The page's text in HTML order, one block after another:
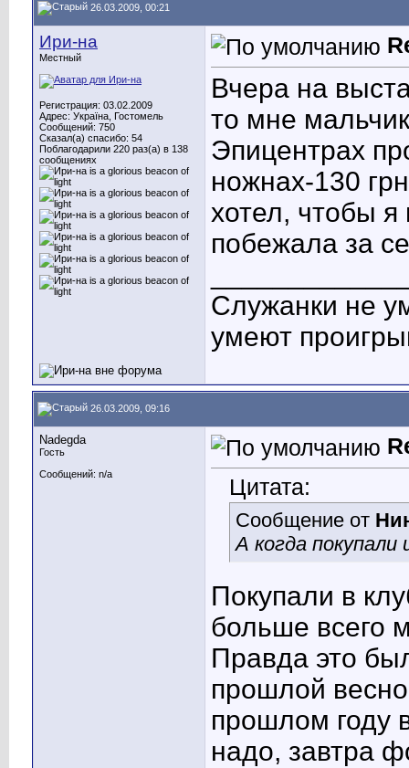
26.03.2009, 00:21
Ири-на
Местный
Регистрация: 03.02.2009
Адрес: Україна, Гостомель
Сообщений: 750
Сказал(а) спасибо: 54
Поблагодарили 220 раз(а) в 138
сообщениях
Вчера на
то мне
Эпицентрах
ножнах-130
хотел, чтобы я
побежала за
Служанки не
умеют
26.03.2009, 09:16
Nadegda
Гость
Сообщений: n/a
Цитата:
Сообщение от
А когда покупали
Покупали в
больше всего
Правда это
прошлой
прошлом году
надо, завтра